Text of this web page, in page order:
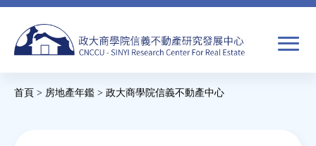
Jump
navigation
搜
首頁 > 房地產年鑑 > 政大商學院信義不動產中心